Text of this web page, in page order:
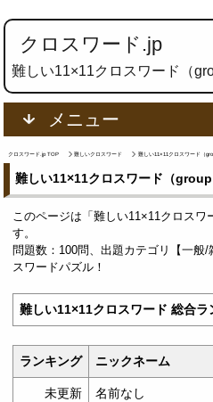
クロスワード.jp
難しい11×11クロスワード（
メニュー
クロスワード.jp TOP 難しいクロスワード 難しい11×11クロスワード（
難しい11×11クロスワード（
このページは「難しい11×11クロスワ
す。
問題数：100問、出題カテゴリ【一般
スワードパズル！
難しい11×11クロスワード 総合ラ
ランキング ニックネーム
未更新 名前なし